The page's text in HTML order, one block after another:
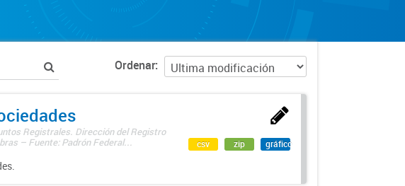
Ordenar
Registrales. Dirección del Registro
– Fuente: Padrón Federal...
csv zip gráfico